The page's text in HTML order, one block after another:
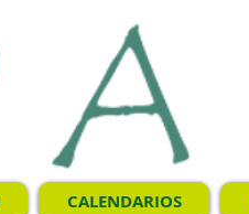
CALENDARIOS